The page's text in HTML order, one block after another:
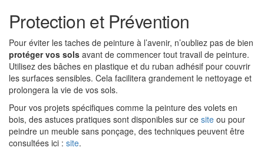
Protection et Prévention
Pour éviter les taches de peinture à l’avenir, n’oubliez pas de bien
protéger vos sols avant de commencer tout travail de peinture.
Utilisez des bâches en plastique et du ruban adhésif pour couvrir
les surfaces sensibles. Cela facilitera grandement le nettoyage et
prolongera la vie de vos sols.
Pour vos projets spécifiques comme la peinture des volets en
bois, des astuces pratiques sont disponibles sur ce site ou pour
peindre un meuble sans ponçage, des techniques peuvent être
consultées ici : site.